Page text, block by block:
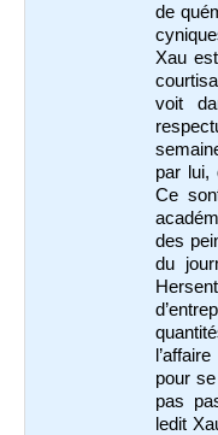
de
Xau
voit
par lui,
Ce
des
du
pour
pas
ledit